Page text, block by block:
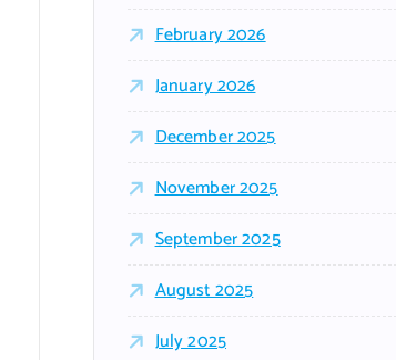
February 2026
January 2026
December 2025
November 2025
September 2025
August 2025
July 2025